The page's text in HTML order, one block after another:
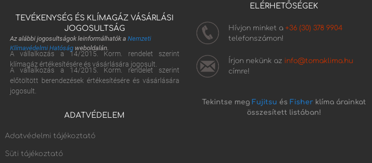
TEVÉKENYSÉG ÉS KLÍMAGÁZ VÁSÁRLÁSI
JOGOSULTSÁG
Az alábbi jogosultságok leinformálhatók a Nemzeti
Klímavédelmi Hatóság weboldalán.
A vállalkozás a 14/2015. Korm. rendelet szerint
klímagáz értékesítésére és vásárlására jogosult.
A vállalkozás a 14/2015. Korm. rendelet szerint
előtöltött berendezések értékesítésére és vásárlására
jogosult.
ADATVÉDELEM
Adatvédelmi tájékoztató
Süti tájékoztató
ELÉRHETŐSÉGEK
Hívjon minket a +36 (30) 378 9904
telefonszámon!
Írjon nekünk az info@tomaklima.hu
címre!
Tekintse megFujitsu ésFisher klíma árainkat
összesített listában!